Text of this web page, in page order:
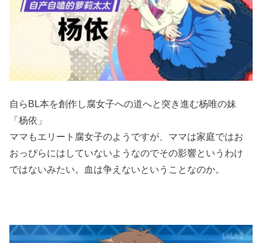
自らBL本を創作し腐女子への道へと突き進む杨唯の妹
「杨依」
ママもエリート腐女子のようですが、ママは家庭ではお
おっぴらにはしていないようなのでその影響というわけ
ではないみたい。血は争えないということなのか。